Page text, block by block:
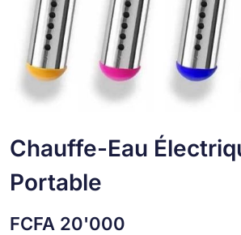
Chauffe-Eau
Portable
FCFA 20'000